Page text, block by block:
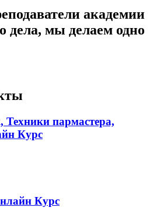
академии
дела, мы делаем одно
пармастера,
Курс
Курс